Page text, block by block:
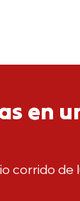
en
corrido de